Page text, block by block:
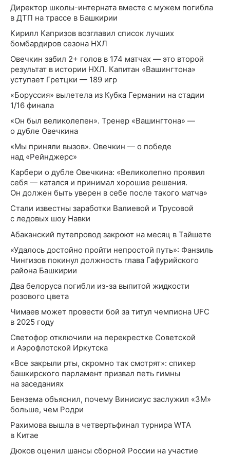
Директор школы-интерната вместе с мужем погибла
в ДТП на трассе в Башкирии
Кирилл Капризов возглавил список лучших
бомбардиров сезона НХЛ
Овечкин забил 2+ голов в 174 матчах — это второй
результат в истории НХЛ. Капитан «Вашингтона»
уступает Гретцки — 189 игр
«Боруссия» вылетела из Кубка Германии на стадии
1/16 финала
«Он был великолепен». Тренер «Вашингтона» —
о дубле Овечкина
«Мы приняли вызов». Овечкин — о победе
над «Рейнджерс»
Карбери о дубле Овечкина: «Великолепно проявил
себя — катался и принимал хорошие решения.
Он должен быть уверен в себе после такого матча»
Стали известны заработки Валиевой и Трусовой
с ледовых шоу Навки
Абаканский путепровод закроют на месяц в Тайшете
«Удалось достойно пройти непростой путь»: Фанзиль
Чингизов покинул должность глава Гафурийского
района Башкирии
Два белоруса погибли из-за выпитой жидкости
розового цвета
Чимаев может провести бой за титул чемпиона UFC
в 2025 году
Светофор отключили на перекрестке Советской
и Аэрофлотской Иркутска
«Все закрыли рты, скромно так смотрят»: спикер
башкирского парламент призвал петь гимны
на заседаниях
Бензема объяснил, почему Винисиус заслужил «ЗМ»
больше, чем Родри
Рахимова вышла в четвертьфинал турнира WTA
в Китае
Дюков оценил шансы сборной России на участие